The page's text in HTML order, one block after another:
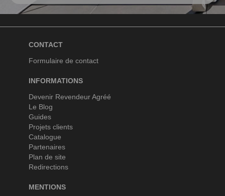
CONTACT
Formulaire de contact
INFORMATIONS
Devenir Revendeur Agréé
Le Blog
Guides
Projets clients
Catalogue
Partenaires
Plan de site
Redirections
MENTIONS